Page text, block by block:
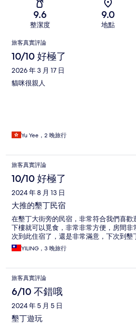
9.6
整潔度
9.0
地點
評
論
旅客真實評論
10/10 好極了
2026 年 3 月 17 日
貓咪很親人
Yu Yee，2 晚旅行
旅客真實評論
10/10 好極了
2024 年 8 月 13 日
大推的墾丁民宿
在墾丁大街旁的民宿，非常符合我們喜歡
下樓就可以覓食，非常非常方便，房間
次到此住宿了，還是非常滿意，下次到墾
YILING，3 晚旅行
旅客真實評論
6/10 不錯哦
2024 年 5 月 5 日
墾丁遊玩